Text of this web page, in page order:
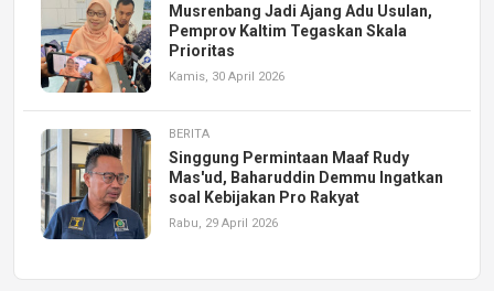
Musrenbang Jadi Ajang Adu Usulan,
Pemprov Kaltim Tegaskan Skala
Prioritas
Kamis, 30 April 2026
BERITA
Singgung Permintaan Maaf Rudy
Mas'ud, Baharuddin Demmu Ingatkan
soal Kebijakan Pro Rakyat
Rabu, 29 April 2026